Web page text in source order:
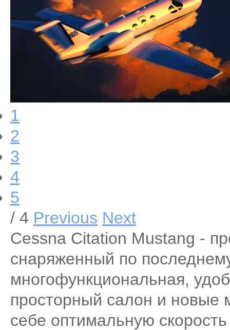
1
2
3
4
5
/ 4 Previous Next
Cessna Citation Mustang -
снаряженный по
многофункциональная,
просторный салон и новые
себе оптимальную